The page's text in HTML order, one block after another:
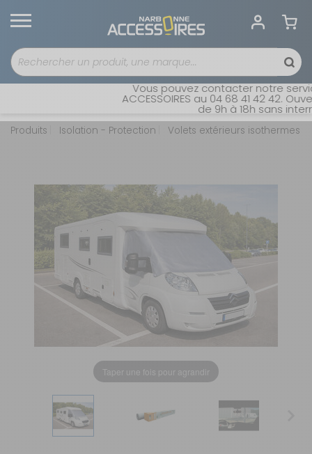
Vous pouvez contacter notre service
ACCESSOIRES au 04 68 41 42 42.
de 9h à 18h sans
Produits Isolation - Protection Volets extérieurs isothermes
Taper une fois pour agrandir